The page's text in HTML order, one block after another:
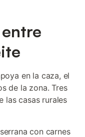
en la caza, el
de la zona. Tres
las casas rurales
con carnes